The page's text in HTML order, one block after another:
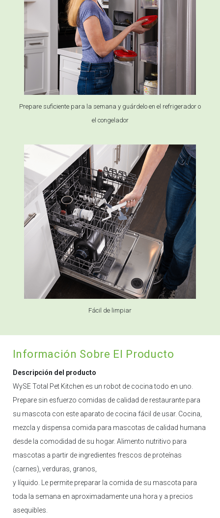
Prepare suficiente para la semana y guárdelo en el refrigerador o
el congelador
Fácil de limpiar
Información Sobre El Producto
Descripción del producto
WySE Total Pet Kitchen es un robot de cocina todo en uno.
Prepare sin esfuerzo comidas de calidad de restaurante para
su mascota con este aparato de cocina fácil de usar. Cocina,
mezcla y dispensa comida para mascotas de calidad humana
desde la comodidad de su hogar. Alimento nutritivo para
mascotas a partir de ingredientes frescos de proteínas
(carnes), verduras, granos,
y líquido. Le permite preparar la comida de su mascota para
toda la semana en aproximadamente una hora y a precios
asequibles.